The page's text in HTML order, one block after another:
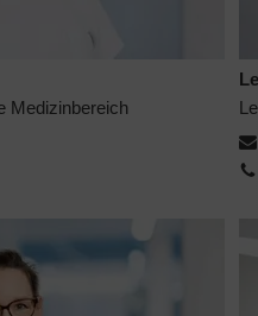
Medizinbereich